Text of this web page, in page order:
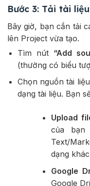
Bước 3: Tải tài
Bây giờ, bạn cần tải
lên Project vừa tạo.
Tìm nút “Add
(thường có biểu
Chọn nguồn tài
dạng tài liệu. Bạn
Upload
của bạn
Text/
dạng
Google
Google